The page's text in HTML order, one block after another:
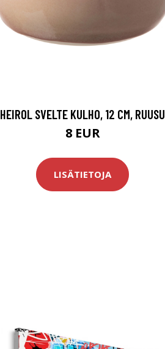
HEIROL SVELTE KULHO, 12 CM, RUUSU
8 EUR
LISÄTIETOJA